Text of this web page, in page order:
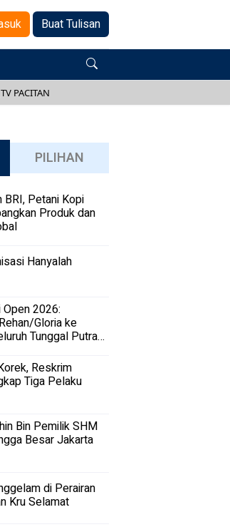
Buat Tulisan
PACITAN
PILIHAN
Petani Kopi
Produk dan
Hanyalah
2026:
Gloria ke
Tunggal Putra
Reskrim
Tiga Pelaku
Bin Pemilik SHM
Besar Jakarta
di Perairan
Kru Selamat